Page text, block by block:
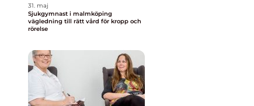
31. maj
Sjukgymnast i malmköping
vägledning till rätt vård för kropp och
rörelse